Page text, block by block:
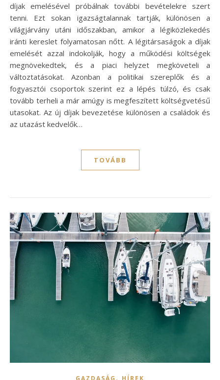
díjak emelésével próbálnak további bevételekre szert
tenni. Ezt sokan igazságtalannak tartják, különösen a
világjárvány utáni időszakban, amikor a légiközlekedés
iránti kereslet folyamatosan nőtt. A légitársaságok a díjak
emelését azzal indokolják, hogy a működési költségek
megnövekedtek, és a piaci helyzet megköveteli a
változtatásokat. Azonban a politikai szereplők és a
fogyasztói csoportok szerint ez a lépés túlzó, és csak
tovább terheli a már amúgy is megfeszített költségvetésű
utasokat. Az új díjak bevezetése különösen a családok és
az utazást kedvelők…
TOVÁBB
GAZDASÁG , HÍREK